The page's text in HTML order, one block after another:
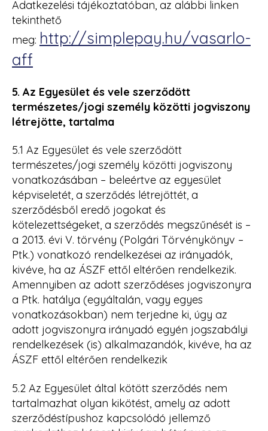
Adatkezelési tájékoztatóban, az alábbi linken
tekinthető
meg: http://simplepay.hu/vasarlo-
aff
5. Az Egyesület és vele szerződött
természetes/jogi személy közötti jogviszony
létrejötte, tartalma
5.1 Az Egyesület és vele szerződött
természetes/jogi személy közötti jogviszony
vonatkozásában – beleértve az egyesület
képviseletét, a szerződés létrejöttét, a
szerződésből eredő jogokat és
kötelezettségeket, a szerződés megszűnését is –
a 2013. évi V. törvény (Polgári Törvénykönyv –
Ptk.) vonatkozó rendelkezései az irányadók,
kivéve, ha az ÁSZF ettől eltérően rendelkezik.
Amennyiben az adott szerződéses jogviszonyra
a Ptk. hatálya (egyáltalán, vagy egyes
vonatkozásokban) nem terjedne ki, úgy az
adott jogviszonyra irányadó egyén jogszabályi
rendelkezések (is) alkalmazandók, kivéve, ha az
ÁSZF ettől eltérően rendelkezik
5.2 Az Egyesület által kötött szerződés nem
tartalmazhat olyan kikötést, amely az adott
szerződéstípushoz kapcsolódó jellemző